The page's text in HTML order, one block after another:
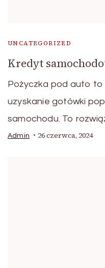
UNCATEGORIZED
Kredyt
Pożyczka pod auto to
uzyskanie gotówki
samochodu. To
Admin 26 czerwca, 2024